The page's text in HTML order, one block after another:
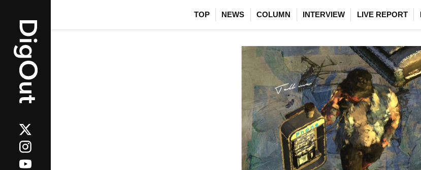
TOP NEWS COLUMN INTERVIEW LIVE REPORT